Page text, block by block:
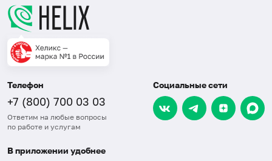
Телефон
+7 (800) 700 03 03
Ответим на любые вопросы
по работе и услугам
Социальные сети
В приложении удобнее